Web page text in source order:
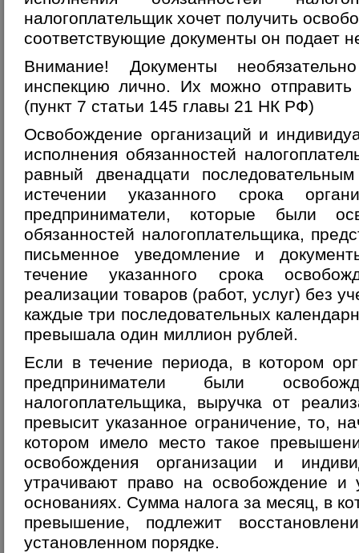
налогоплательщик хочет получить
соответствующие документы он подает
Внимание! Документы
инспекцию лично. Их можно
(пункт 7 статьи 145 главы 21 НК РФ)
Освобождение организаций и
исполнения обязанностей
равный двенадцати
истечении указанного срока
предприниматели, которые были
обязанностей налогоплательщика,
письменное уведомление и
течение указанного срока
реализации товаров (работ, услуг) без
каждые три последовательных
превышала один миллион рублей.
Если в течение периода, в котором
предприниматели были
налогоплательщика, выручка от
превысит указанное ограничение, то,
котором имело место такое
освобождения организации и
утрачивают право на освобождение
основаниях. Сумма налога за месяц, в
превышение, подлежит
установленном порядке.